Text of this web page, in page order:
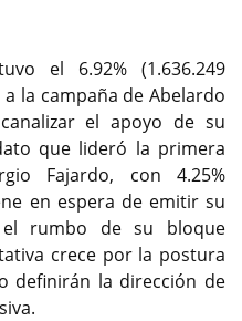
el 6.92% (1.636.249
la campaña de Abelardo
el apoyo de su
que lideró la primera
Fajardo, con 4.25%
en espera de emitir su
el rumbo de su bloque
crece por la postura
definirán la dirección de